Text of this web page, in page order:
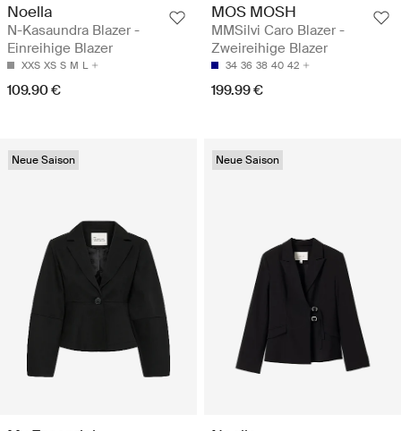
Noella
N-Kasaundra Blazer -
Einreihige Blazer
XXS XS S M L
109.90 €
MOS MOSH
MMSilvi Caro Blazer -
Zweireihige Blazer
34 36 38 40 42
199.99 €
Neue Saison Neue Saison